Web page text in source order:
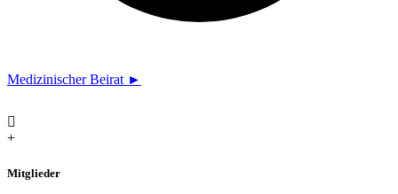
Medizinischer Beirat ►
+
Mitglieder